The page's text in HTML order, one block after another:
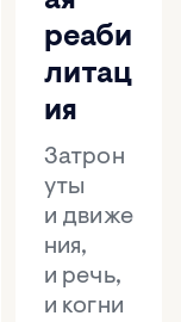
реаби
литац
ия
Затрон
уты
и движе
ния,
и речь,
и когни